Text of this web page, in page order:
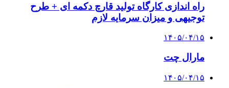
راه اندازی کارگاه تولید قارچ دکمه ای + طرح
توجیهی و میزان سرمایه لازم
۱۴۰۵/۰۴/۱۵
مارال چت
۱۴۰۵/۰۴/۱۵